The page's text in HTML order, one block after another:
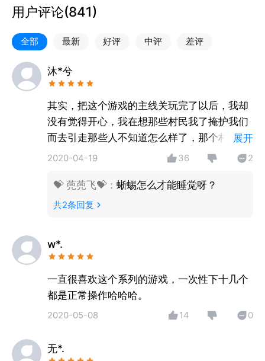
试图解决的人都没有好事发生！也许你正是我们需要的
侦探！
进入一个超现实的神秘的世界，尝试寻找线索和解决谜
题，玩具有挑战性的迷你游戏，这不仅仅是为了好玩，
而是严肃的侦探工作。
加油吧！各位名侦探！
用户评论(841)
全部 最新 好评 中评 差评
沐*兮
其实，把这个游戏的主线关玩完了以后，我却
没有觉得开心，我在想那些村民我了掩护我们
而去引走那些人不知道怎么样了，那个村的人
很贫穷却很勇敢，是值得我们乃至世界都应该
展开
2020-04-19 36 2
💝 蔸蔸飞💝： 蜥蜴怎么才能睡觉呀？
共2条回复
w*.
一直很喜欢这个系列的游戏，一次性下十几个
都是正常操作哈哈哈。
2020-05-08 14 0
无*.